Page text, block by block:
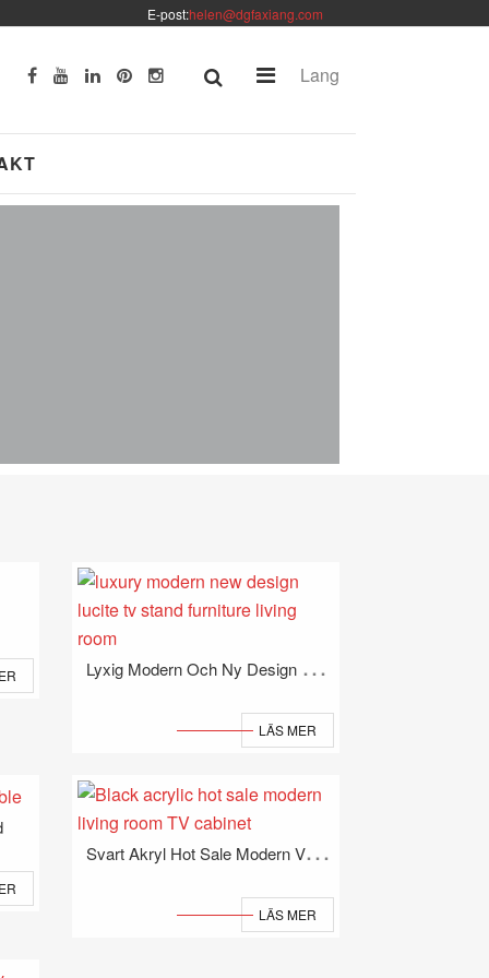
E-post:helen@dgfaxiang.com
Lang
L
Yxig Modern Och Ny Design På Lucite TV-Bänksmöbler I Vardagsrummet
LÄS MER
S
Vart Akryl Hot Sale Modern Vardagsrums-TV-Skåp
LÄS MER